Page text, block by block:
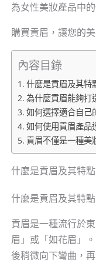
為女性美妝產品中
購買貢眉，讓您的
內容目錄
什麼是貢眉及其特
為什麼貢眉能夠打
如何選擇適合自己
如何使用貢眉產品
貢眉不僅是一種美
什麼是貢眉及其特點
什麼是貢眉及其特點
貢眉是一種流行於
眉」或「如花眉」
後稍微向下彎曲，